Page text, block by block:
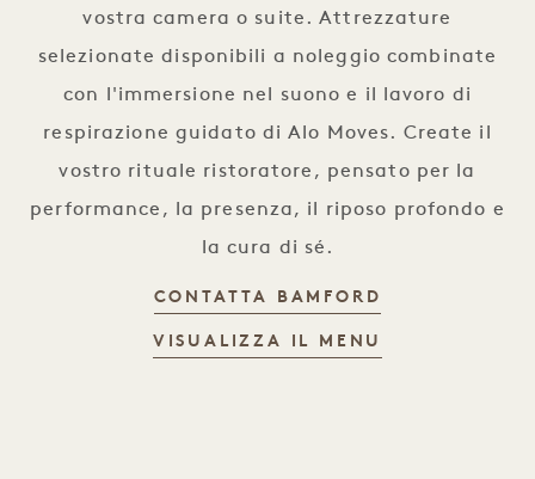
vostra camera o suite. Attrezzature
selezionate disponibili a noleggio combinate
con l'immersione nel suono e il lavoro di
respirazione guidato di Alo Moves. Create il
vostro rituale ristoratore, pensato per la
performance, la presenza, il riposo profondo e
la cura di sé.
CONTATTA BAMFORD
VISUALIZZA IL MENU